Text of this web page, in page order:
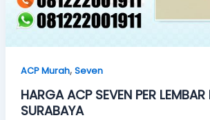
ACP Murah, Seven
HARGA ACP SEVEN PER LEMBAR
SURABAYA